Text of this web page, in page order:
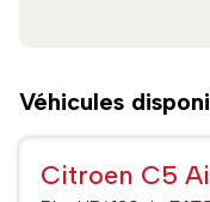
Véhicules
Citroen C5